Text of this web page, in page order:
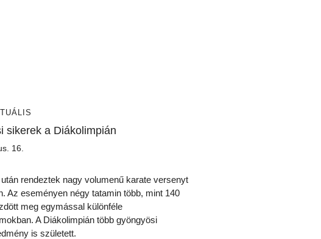
sikerek a Diákolimpián
16.
rendeztek nagy volumenű karate versenyt
Az eseményen négy tatamin több, mint 140
meg egymással különféle
A Diákolimpián több gyöngyösi
is született.